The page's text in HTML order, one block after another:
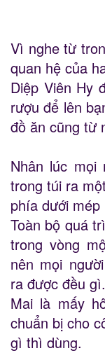
Vì nghe từ
quan hệ của
Diệp Viên Hy
rượu để lên
đồ ăn cũng từ
Nhân lúc
trong túi ra
phía dưới mép
Toàn bộ quá
trong vòng
nên mọi
ra được đều gì.
Mai là mấy
chuẩn bị cho
gì thì dùng.